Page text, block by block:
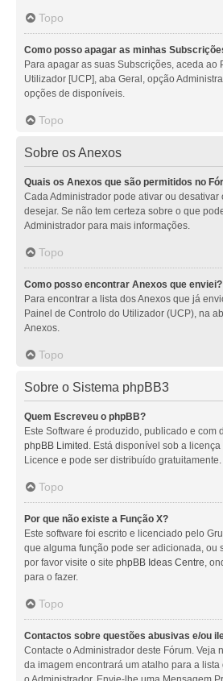
Topo
Como posso apagar as minhas
Para apagar as suas Subscrições, aceda ao
Utilizador [UCP], aba Geral, opção
opções de disponíveis.
Topo
Sobre os Anexos
Quais os Anexos que são permitidos no
Cada Administrador pode ativar ou desativar
desejar. Se não tem certeza sobre o que
Administrador para mais informações.
Topo
Como posso encontrar Anexos que enviei?
Para encontrar a lista dos Anexos que já
Painel de Controlo do Utilizador (UCP), na
Anexos.
Topo
Sobre o Sistema phpBB3
Quem Escreveu o phpBB?
Este Software é produzido, publicado e com
phpBB Limited. Está disponível sob a
Licence e pode ser distribuído gratuitamente.
Topo
Por que não existe a Função X?
Este software foi escrito e licenciado pelo
que alguma função pode ser adicionada, ou
por favor visite o site phpBB Ideas Centre,
para o fazer.
Topo
Contactos sobre questões abusivas e/ou
Contacte o Administrador deste Fórum. Veja
da imagem encontrará um atalho para a